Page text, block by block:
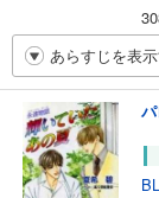
あらすじを表